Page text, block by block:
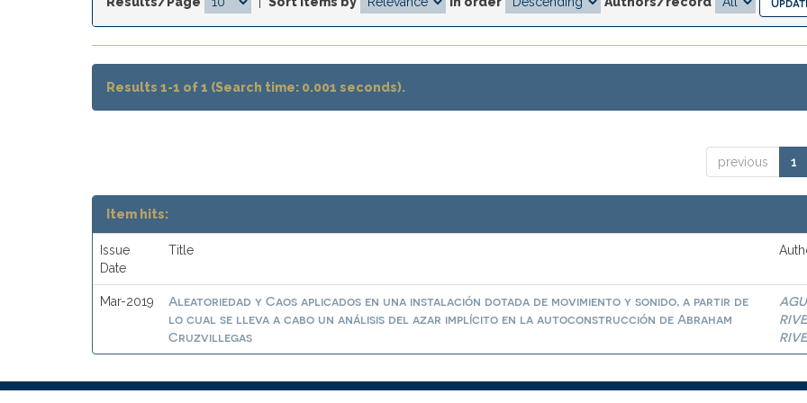
Results 1-1 of 1 (Search time: 0.001 seconds).
previous 1
Item hits:
Issue
Date
Title
Mar-2019
Aleatoriedad y Caos aplicados en una instalación dotada de movimiento y sonido, a partir de
lo cual se lleva a cabo un análisis del azar implícito en la autoconstrucción de Abraham
Cruzvillegas